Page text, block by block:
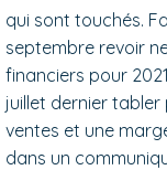
qui sont touchés.
septembre revoir
financiers pour
juillet dernier tabler
ventes et une
dans un